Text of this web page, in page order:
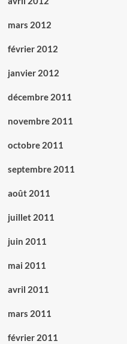
mars 2012
février 2012
janvier 2012
décembre 2011
novembre 2011
octobre 2011
septembre 2011
août 2011
juillet 2011
juin 2011
mai 2011
avril 2011
mars 2011
février 2011